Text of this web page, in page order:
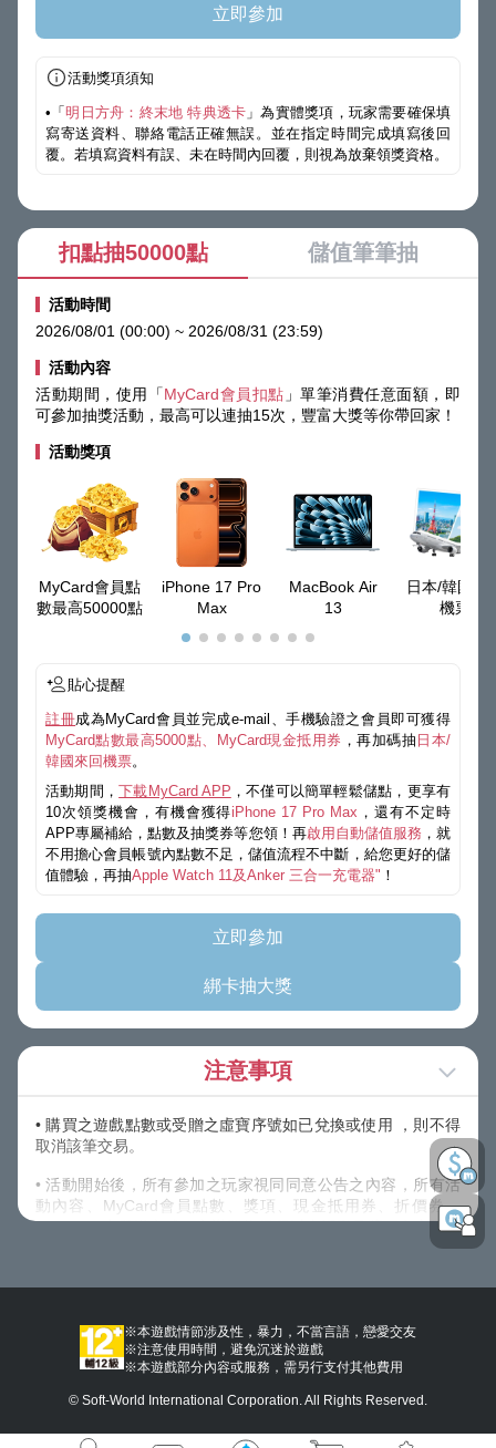
立即參加
活動獎項須知
•「明日方舟：終末地 特典透卡 」為實體獎項，玩家需要確保填
寫寄送資料、聯絡電話正確無誤。並在指定時間完成填寫後回
覆。若填寫資料有誤、未在時間內回覆，則視為放棄領獎資格。
扣點抽50000點 儲值筆筆抽
活動時間
2026/08/01 (00:00) ~ 2026/08/31 (23:59)
活動內容
活動期間，使用「MyCard會員扣點 」單筆消費任意面額，即
可參加抽獎活動，最高可以連抽15次，豐富大獎等你帶回家！
活動獎項
MyCard會員點
數最高50000點
iPhone 17 Pro
Max
MacBook Air
13
日本/韓國來
機票
貼心提醒
註冊成為MyCard會員並完成e-mail、手機驗證之會員即可獲得
MyCard點數最高5000點、MyCard現金抵用券 ，再加碼抽 日本/
韓國來回機票。
活動期間，下載MyCard APP ，不僅可以簡單輕鬆儲點，更享有
10次領獎機會，有機會獲得iPhone 17 Pro Max ，還有不定時
APP專屬補給，點數及抽獎券等您領！再啟用自動儲值服務 ，就
不用擔心會員帳號內點數不足，儲值流程不中斷，給您更好的儲
值體驗，再抽Apple Watch 11及Anker 三合一充電器" ！
立即參加
綁卡抽大獎
注意事項
• 購買之遊戲點數或受贈之虛寶序號如已兌換或使用 ，則不得
取消該筆交易。
• 活動開始後，所有參加之玩家視同同意公告之內容，所有活
動內容、MyCard會員點數、獎項、現金抵用券、折價券、
COUPON之發送方式，主辦單位保留以上活動及獎項內容修改
之權利，並有權決定修改、取消、暫停或終止活動及贈送內
※本遊戲情節涉及性，暴力，不當言語，戀愛交友
※注意使用時間，避免沉迷於遊戲
※本遊戲部分內容或服務，需另行支付其他費用
© Soft-World International Corporation. All Rights Reserved.